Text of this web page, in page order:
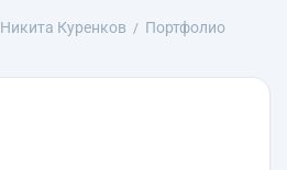
Никита Куренков
Портфолио